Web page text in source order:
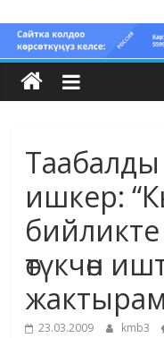
Кыргыз
Кыргыз
жана
адабияты
ишкер:
бийликте
өтүкчөн
23.03.2009 kmb3